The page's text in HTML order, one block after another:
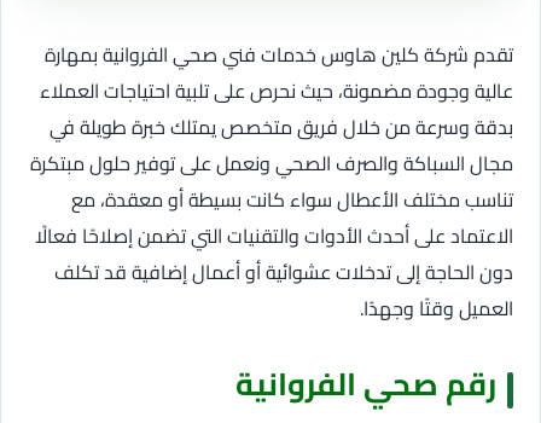
تقدم شركة كلين هاوس خدمات فني صحي الفروانية بمهارة
عالية وجودة مضمونة، حيث نحرص على تلبية احتياجات العملاء
بدقة وسرعة من خلال فريق متخصص يمتلك خبرة طويلة في
مجال السباكة والصرف الصحي ونعمل على توفير حلول مبتكرة
تناسب مختلف الأعطال سواء كانت بسيطة أو معقدة، مع
الاعتماد على أحدث الأدوات والتقنيات التي تضمن إصلاحًا فعالًا
دون الحاجة إلى تدخلات عشوائية أو أعمال إضافية قد تكلف
العميل وقتًا وجهدًا.
رقم صحي الفروانية